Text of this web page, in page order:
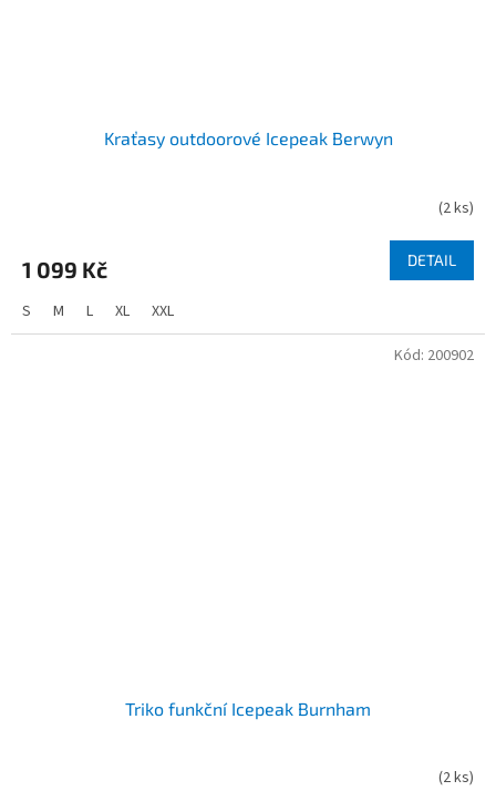
Kraťasy outdoorové Icepeak Berwyn
(2 ks)
1 099 Kč DETAIL
S M L XL XXL
Triko funkční Icepeak Burnham
(2 ks)
Kód: 200902